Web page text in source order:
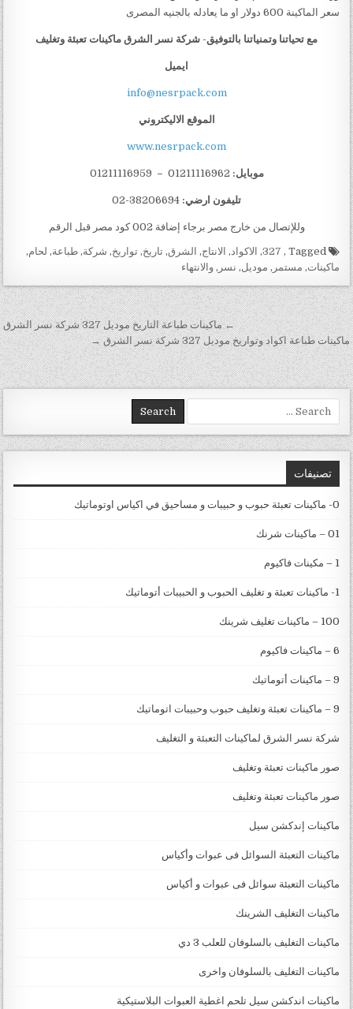
سعر الماكينة 600 دولار او ما يعادله بالجنيه المصرى
مع تحياتنا وتمنياتنا بالتوفيق- شركة نسر الشرق ماكينات تعبئة وتغليف
ايميل
info@nesrpack.com
الموقع الاليكتروني
www.nesrpack.com
موبايل: 01211116962
–
01211116959
تليفون ارضي:
وللإتصال من خارج مصر برجاء إضافة 002 كود مصر قبل الرقم
,
327
, الاكواد , الانتاج, الشرق,تاريخ,تواريخ, شركة,طباعة, لحام,
ماكينات, مستمر , موديل, نسر ,والانتهاء
تصفّح المقالات← ماكينات طباعة التاريخ موديل 327 شركة نسر الشرق
ماكينات طباعة اكواد وتواريخ موديل 327 شركة نسر الشرق →
Search for:
تصنيفات
0- ماكينات تعبئة حبوب و حبيبات و مساحيق في اكياس اوتوماتيك
01 – ماكينات شرنك
1 – مكينات فاكيوم
1- ماكينات تعبئة و تغليف الحبوب و الحبيبات أتوماتيك
100 – ماكينات تغليف شرينك
6 – ماكينات فاكيوم
9 – ماكينات أتوماتيك
9 – ماكينات تعبئة وتغليف حبوب وحبيبات اتوماتيك
شركة نسر الشرق لماكينات التعبئة و التغليف
صور ماكينات تعبئة وتغليف
صور ماكينات تعبئة وتغليف
ماكينات إندكشن سيل
ماكينات التعبئة السوائل فى عبوات وأكياس
ماكينات التعبئة سوائل فى عبوات و أكياس
ماكينات التغليف الشرينك
ماكينات التغليف بالسلوفان للعلب 3 دي
ماكينات التغليف بالسلوفان واخرى
ماكينات اندكشن سيل تلحم اغطية العبوات البلاستيكية